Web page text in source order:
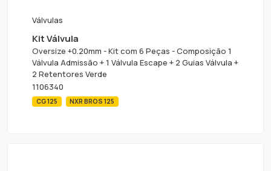
Válvulas
Kit Válvula
Oversize +0.20mm - Kit com 6 Peças - Composição 1
Válvula Admissão + 1 Válvula Escape + 2 Guias Válvula +
2 Retentores Verde
1106340
CG 125 NXR BROS 125